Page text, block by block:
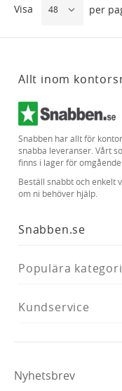
Visa per
Allt inom
Snabben har allt för
snabba leveranser. Vårt
finns i lager för omgående
Beställ snabbt och enkelt
om ni behöver hjälp.
Snabben.se
Populära
Kundservice
Nyhetsbrev